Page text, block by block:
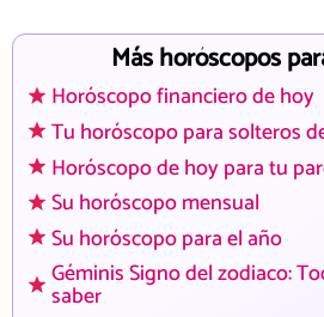
Más horóscopos
Horóscopo financiero de hoy
Tu horóscopo para solteros
Horóscopo de hoy para tu
Su horóscopo mensual
Su horóscopo para el año
Géminis Signo del zodiaco:
saber